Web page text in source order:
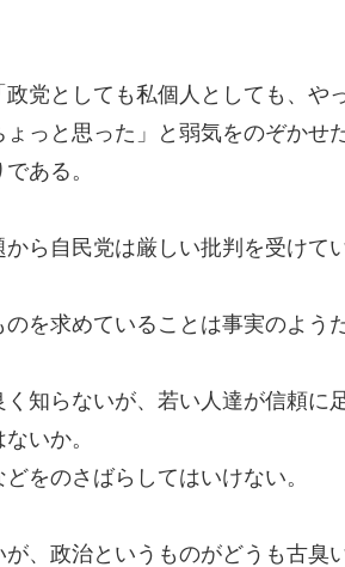
政党としても私個人としても、や
っと思った」と弱気をのぞかせ
ある。
から自民党は厳しい批判を受けて
を求めていることは事実のようだ
く知らないが、若い人達が信頼に
いか。
をのさばらしてはいけない。
、政治というものがどうも古臭